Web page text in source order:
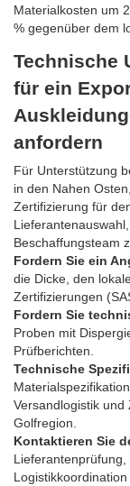
Materialkosten um
% gegenüber dem
Technische
für ein
anfordern
Für Unterstützung
in den Nahen
Zertifizierung für
Beschaffungsteam
Fordern Sie ein
die Dicke, den
Zertifizierungen
Fordern Sie
Proben mit
Prüfberichten.
Technische
Versandlogistik
Golfregion.
Kontaktieren Sie